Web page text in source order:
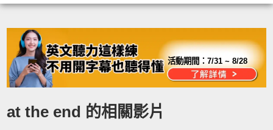
活動期間：7/31 ~ 8/28
at the end 的相關影片